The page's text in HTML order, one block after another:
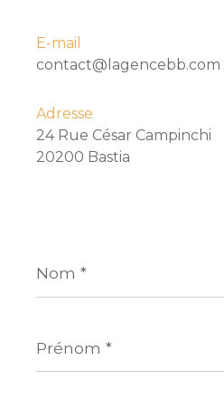
E-mail
contact@lagencebb.com
Adresse
24 Rue César Campinchi
20200 Bastia
*
*